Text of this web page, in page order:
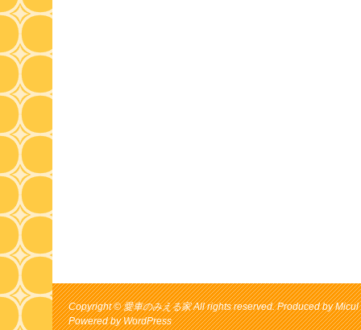
Copyright © 愛車のみえる家 All rights reserved. Produced by Micul
Powered byWordPress